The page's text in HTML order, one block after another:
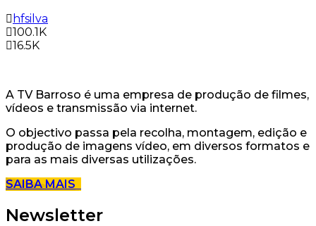
hfsilva
100.1K
16.5K
A TV Barroso é uma empresa de produção de filmes,
vídeos e transmissão via internet.
O objectivo passa pela recolha, montagem, edição e
produção de imagens vídeo, em diversos formatos e
para as mais diversas utilizações.
SAIBA MAIS
Newsletter